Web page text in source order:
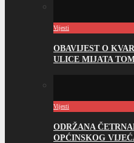
Vijesti
OBAVIJEST O
ULICE MIJATA
Vijesti
ODRŽANA
OPĆINSKOG